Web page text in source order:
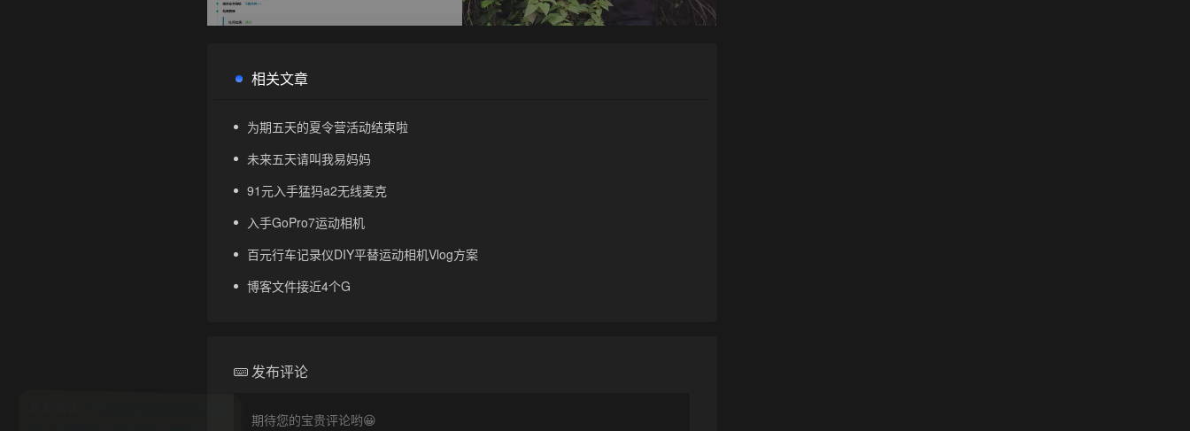
相关文章
为期五天的夏令营活动结束啦
未来五天请叫我易妈妈
91元入手猛犸a2无线麦克
入手GoPro7运动相机
百元行车记录仪DIY平替运动相机Vlog方案
博客文件接近4个G
发布评论